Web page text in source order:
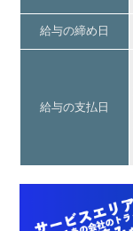
給与の締め日
給与の支払日